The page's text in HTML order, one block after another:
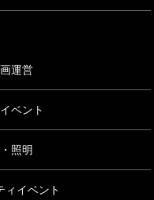
運営
ベント
照明
ィイベント